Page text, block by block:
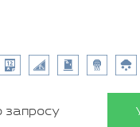
запросу